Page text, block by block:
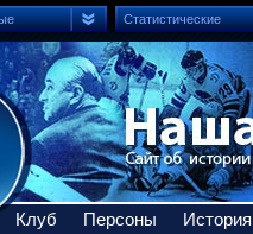
Статистические
Клуб Персоны История